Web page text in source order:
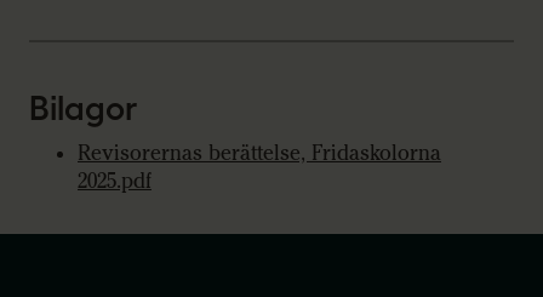
Bilagor
Revisorernas berättelse, Fridaskolorna
2025.pdf